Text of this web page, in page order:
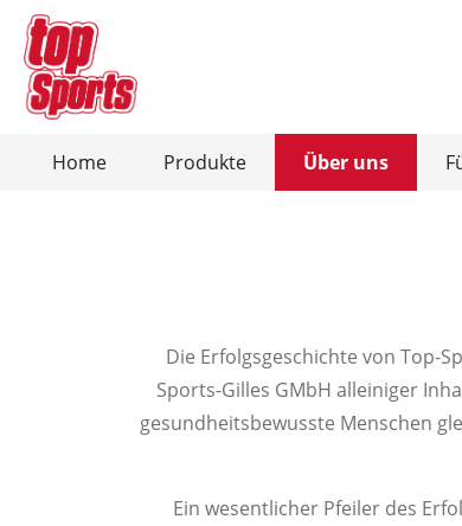
Home Produkte Über uns
Heimtrainer / Ergometer
Crosstrainer / Ergometer
Laufbänder
Vibrationsplatten
Die Erfolgsgeschichte von Top-
Sports-Gilles GMbH alleiniger
gesundheitsbewusste Menschen
Ein wesentlicher Pfeiler des